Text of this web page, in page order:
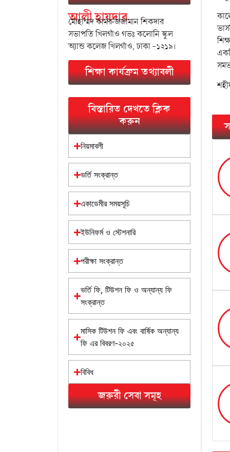
আলী হায়দার
মোহাম্মদ কামরুজজামান শিকদার
সভাপতি খিলগাঁও গভঃ কলোনি স্কুল
অ্যান্ড কলেজ খিলগাঁও, ঢাকা -১২১৯।
শিক্ষা কার্যক্রম তথ্যাবলী
বিস্তারিত দেখতে ক্লিক
করুন
নিয়মাবলী
ভর্তি সংক্রান্ত
একাডেমীর সময়সূচি
ইউনিফর্ম ও স্টেশনারি
পরীক্ষা সংক্রান্ত
ভর্তি ফি, টিউশন ফি ও অন্যান্য ফি
সংক্রান্ত
মাসিক টিউশন ফি এবং বার্ষিক অন্যান্য
ফি এর বিবরণ-২০২৫
বিবিধ
জরুরী সেবা সমূহ